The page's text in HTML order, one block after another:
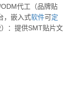
代工（品牌贴
，嵌入式软件可定
：提供SMT贴片文